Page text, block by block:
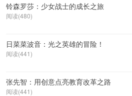
铃森罗莎：少女战士的成长之旅
阅读(480)
日菜菜波音：光之英雄的冒险！
阅读(441)
张先智：用创意点亮教育改革之路
阅读(441)